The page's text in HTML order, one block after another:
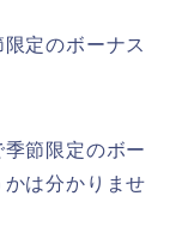
定のボーナス
節限定のボー
は分かりませ